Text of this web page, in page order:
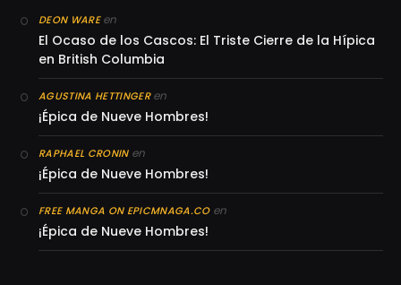
DEON WAREen
El Ocaso de los Cascos: El Triste Cierre de la Hípica
en British Columbia
AGUSTINA HETTINGERen
¡Épica de Nueve Hombres!
RAPHAEL CRONINen
¡Épica de Nueve Hombres!
FREE MANGA ON EPICMNAGA.COen
¡Épica de Nueve Hombres!